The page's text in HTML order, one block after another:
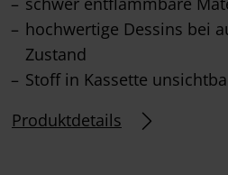
hochwertige Dessins bei
Zustand
Stoff in Kassette
Produktdetails